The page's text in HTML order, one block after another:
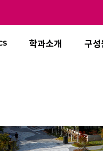
학과소개 구